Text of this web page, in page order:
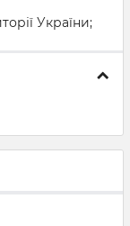
України;